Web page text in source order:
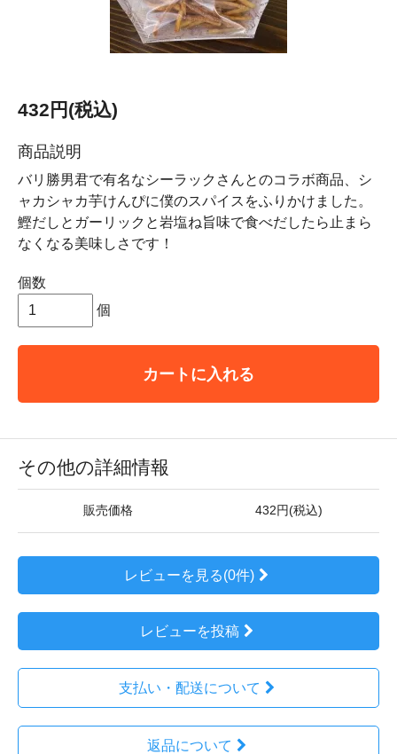
432円(税込)
商品説明
バリ勝男君で有名なシーラックさんとのコラボ商品、シ
ャカシャカ芋けんぴに僕のスパイスをふりかけました。
鰹だしとガーリックと岩塩ね旨味で食べだしたら止まら
なくなる美味しさです！
個数
個
カートに入れる
その他の詳細情報
販売価格 432円(税込)
レビューを見る(0件)
レビューを投稿
支払い・配送について
返品について